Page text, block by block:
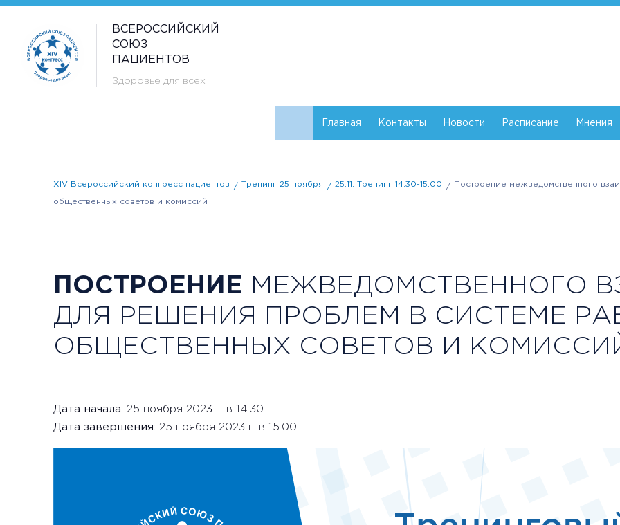
ВСЕРОССИЙСКИЙ
СОЮЗ
ПАЦИЕНТОВ
Здоровье для всех
Главная Контакты Новости Расписание Мнения
XIV Всероссийский конгресс пациентов Тренинг 25 ноября 25.11. Тренинг 14.30-15.00 Построение межведомственного
общественных советов и комиссий
ПОСТРОЕНИЕ МЕЖВЕДОМСТВЕННОГО
ДЛЯ РЕШЕНИЯ ПРОБЛЕМ В СИСТЕМЕ
ОБЩЕСТВЕННЫХ СОВЕТОВ И
Дата начала: 25 ноября 2023 г. в 14:30
Дата завершения: 25 ноября 2023 г. в 15:00